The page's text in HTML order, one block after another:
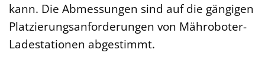
kann. Die Abmessungen sind auf die gängigen
Platzierungsanforderungen von Mähroboter-
Ladestationen abgestimmt.